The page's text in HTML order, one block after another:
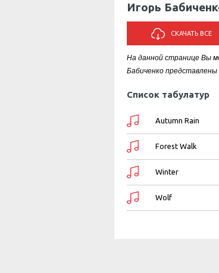
Игорь
СКАЧАТЬ ВСЕ
На данной странице Вы
Бабиченко
Список табулатур
Autumn Rain
Forest Walk
Winter
Wolf